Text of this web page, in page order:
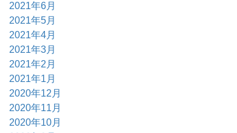
2021年6月
2021年5月
2021年4月
2021年3月
2021年2月
2021年1月
2020年12月
2020年11月
2020年10月